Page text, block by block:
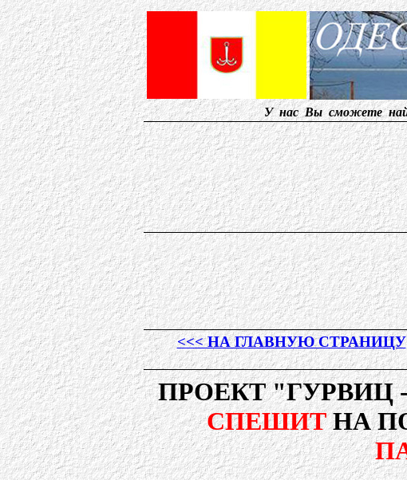
У нас Вы сможете найти
<<< НА ГЛАВНУЮ СТРАНИЦУ
ПРОЕКТ "ГУРВИЦ -
СПЕШИТНА